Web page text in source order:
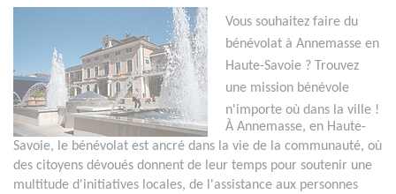
Vous souhaitez faire du
bénévolat à Annemasse en
Haute-Savoie ? Trouvez
une mission bénévole
n'importe où dans la ville !
À Annemasse, en Haute-
Savoie, le bénévolat est ancré dans la vie de la communauté, où
des citoyens dévoués donnent de leur temps pour soutenir une
multitude d'initiatives locales, de l'assistance aux personnes